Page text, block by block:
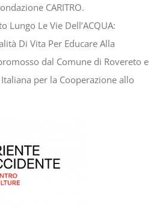
CARITRO.
Lungo Le Vie Dell’ACQUA:
Di Vita Per Educare Alla
dal Comune di Rovereto e
per la Cooperazione allo